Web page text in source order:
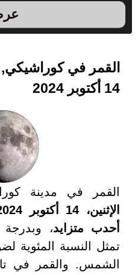
القمر في كوراشيكي,
14 أكتوبر 2024
القمر في مدينة
الإثنين، 14 أكتوبر 2024
أحدب متزايد
تمثل النسبة المئوية